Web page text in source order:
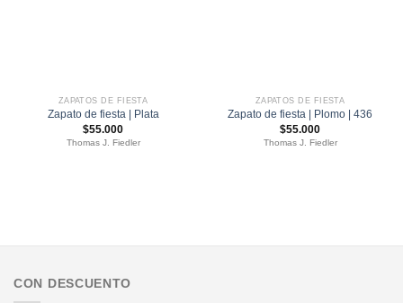
ZAPATOS DE FIESTA
Zapato de fiesta | Plata
$55.000
Thomas J. Fiedler
ZAPATOS DE FIESTA
Zapato de fiesta | Plomo | 436
$55.000
Thomas J. Fiedler
CON DESCUENTO